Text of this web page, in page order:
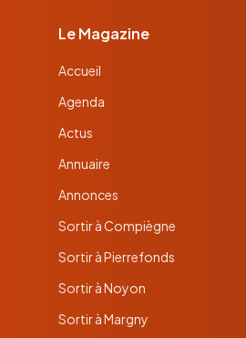
Le Magazine
Accueil
Agenda
Actus
Annuaire
Annonces
Sortir à Compiègne
Sortir à Pierrefonds
Sortir à Noyon
Sortir à Margny